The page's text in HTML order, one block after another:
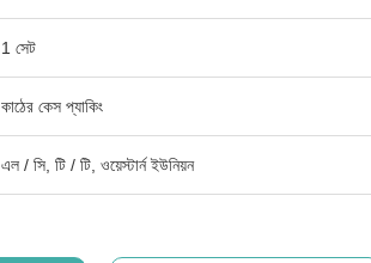
1 সেট
কাঠের কেস প্যাকিং
এল / সি, টি / টি, ওয়েস্টার্ন ইউনিয়ন